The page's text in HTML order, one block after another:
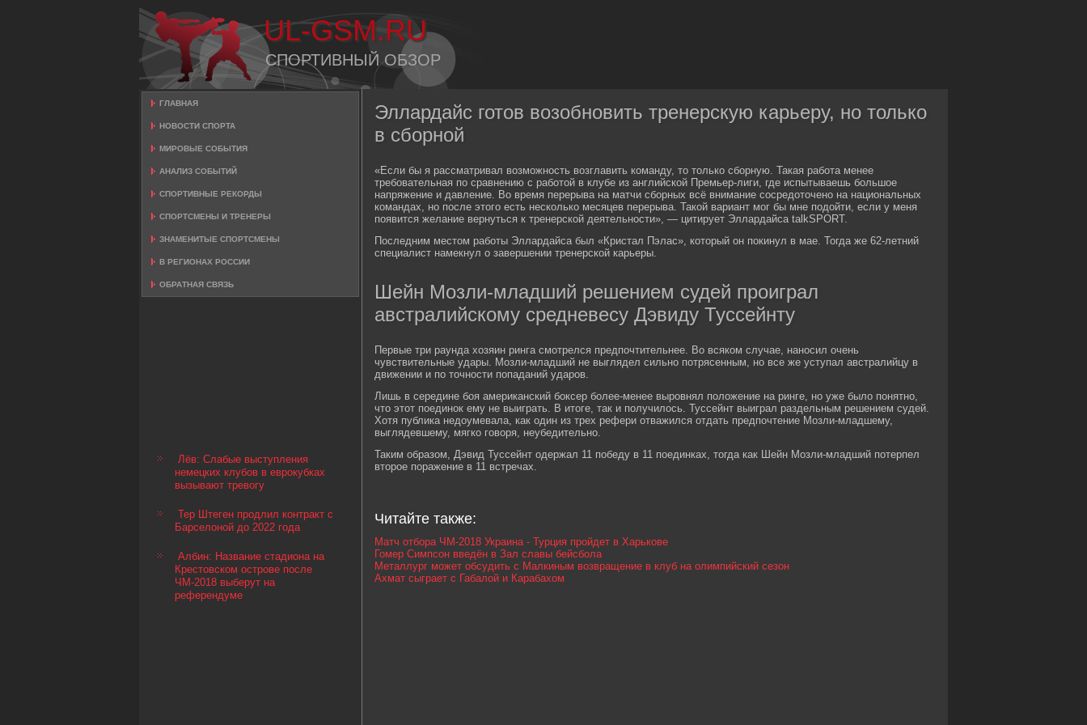
UL-GSM.RU
СПОРТИВНЫЙ ОБЗОР
ГЛАВНАЯ
НОВОСТИ СПОРТА
МИРОВЫЕ СОБЫТИЯ
АНАЛИЗ СОБЫТИЙ
СПОРТИВНЫЕ РЕКОРДЫ
СПОРТСМЕНЫ И ТРЕНЕРЫ
ЗНАМЕНИТЫЕ СПОРТСМЕНЫ
В РЕГИОНАХ РОССИИ
ОБРАТНАЯ СВЯЗЬ
Лёв: Слабые выступления
немецких клубов в еврокубках
вызывают тревогу
Тер Штеген продлил контракт с
Барселоной до 2022 года
Албин: Название стадиона на
Крестовском острове после
ЧМ-2018 выберут на
референдуме
Эллардайс готов возобновить тренерскую карьеру, но только
в сборной
«Если бы я рассматривал возможность возглавить команду, то только сборную. Такая работа менее
требовательная по сравнению с работой в клубе из английской Премьер-лиги, где испытываешь большое
напряжение и давление. Во время перерыва на матчи сборных всё внимание сосредоточено на национальных
командах, но после этого есть несколько месяцев перерыва. Такой вариант мог бы мне подойти, если у меня
появится желание вернуться к тренерской деятельности», — цитирует Эллардайса talkSPORT.
Последним местом работы Эллардайса был «Кристал Пэлас», который он покинул в мае. Тогда же 62-летний
специалист намекнул о завершении тренерской карьеры.
Шейн Мозли-младший решением судей проиграл
австралийскому средневесу Дэвиду Туссейнту
Первые три раунда хозяин ринга смотрелся предпочтительнее. Во всяком случае, наносил очень
чувствительные удары. Мозли-младший не выглядел сильно потрясенным, но все же уступал австралийцу в
движении и по точности попаданий ударов.
Лишь в середине боя американский боксер более-менее выровнял положение на ринге, но уже было понятно,
что этот поединок ему не выиграть. В итоге, так и получилось. Туссейнт выиграл раздельным решением судей.
Хотя публика недоумевала, как один из трех рефери отважился отдать предпочтение Мозли-младшему,
выглядевшему, мягко говоря, неубедительно.
Таким образом, Дэвид Туссейнт одержал 11 победу в 11 поединках, тогда как Шейн Мозли-младший потерпел
второе поражение в 11 встречах.
Читайте также:
Матч отбора ЧМ-2018 Украина - Турция пройдет в Харькове
Гомер Симпсон введён в Зал славы бейсбола
Металлург может обсудить с Малкиным возвращение в клуб на олимпийский сезон
Ахмат сыграет с Габалой и Карабахом